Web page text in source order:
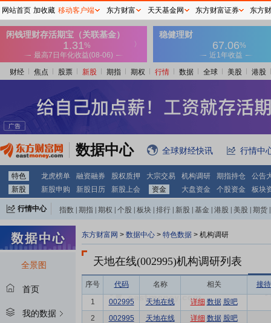
财经 焦点 股票 新股 期指 期权 行情 数据 全球 美股 港股
数据中心 全球财经快讯 行情中
特色 龙虎榜单 融资融券 股权质押 大宗交易 机构调研 期指持仓
公告
新股
新股申购 新股日历 新股上会 资金 大盘资金 个股资金 板块
行情中心 指数 期指 期权 个股 板块 排行 新股 基金 港股 美股 期货
全景图
首页
我的数据
东方财富网 > 数据中心 > 特色数据 > 机构调研
天地在线(002995)机构调研列表
序号 代码 名称 相关 接
1 002995 天地在线 详细 数据 股吧
2
002995 天地在线 详细 数据 股吧
网站首页 加收藏 移动客户端 东方财富 天天基金网 东方财富证券 东方